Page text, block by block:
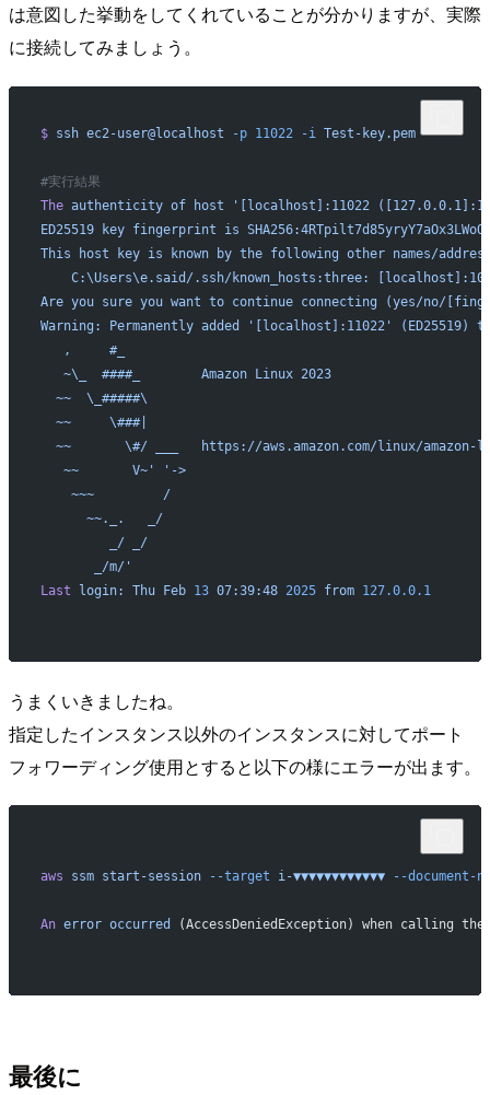
は意図した挙動をしてくれていることが分かりますが、実際
に接続してみましょう。
$ ssh ec2-user@localhost -p 11022 -i Test-key.pem
#実行結果
The authenticity of host '[localhost]:11022
ED25519 key fingerprint is
This host key is known by the following other names/
C:\Users\e.said/.ssh/known_hosts:three:
Are you sure you want to continue connecting (yes/no/
Warning: Permanently added '[localhost]:11022'
   ,     #_
   ~\_  ####_        Amazon Linux 2023
  ~~  \_#####\
  ~~     \###|
~~       \#/ ___   https://aws.amazon.com/linux/amazon-
   ~~       V~'
'->
    ~~~         /
      ~~._.   _/
         _/ _/
       _/m/'
Last login: Thu Feb 13 07:39:48 2025 from 127.0.0.1
うまくいきましたね。
指定したインスタンス以外のインスタンスに対してポート
フォワーディング使用とすると以下の様にエラーが出ます。
aws ssm start-session --target i-▼▼▼▼▼▼▼▼▼▼▼▼ --document-
An error occurred (AccessDeniedException) when calling
最後に